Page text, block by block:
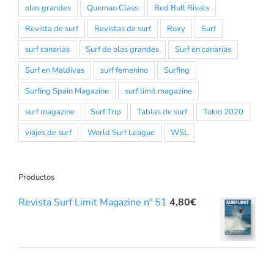
olas grandes
Quemao Class
Red Bull Rivals
Revista de surf
Revistas de surf Roxy
Surf
surf canarias
Surf de olas grandes
Surf en canarias
Surf en Maldivas
surf femenino
Surfing
Surfing Spain Magazine
surf limit magazine
surf magazine
Surf Trip Tablas de surf
Tokio 2020
viajes de surf
World Surf League WSL
Productos
Revista Surf Limit Magazine nº 51 4,80€